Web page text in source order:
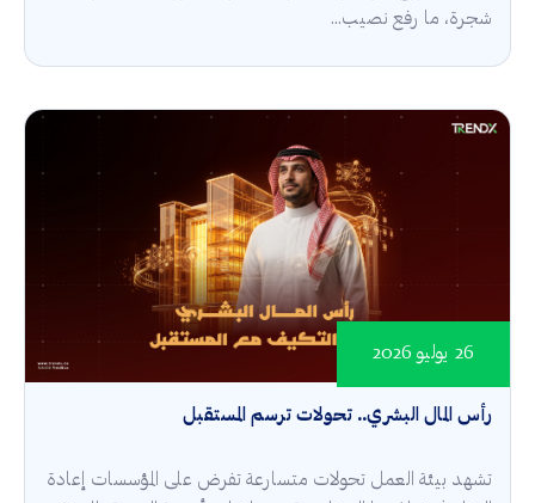
شجرة، ما رفع نصيب...
رأس المال البشري.. تحولات ترسم المستقبل
26 يوليو 2026
تشهد بيئة العمل تحولات متسارعة تفرض على المؤسسات إعادة